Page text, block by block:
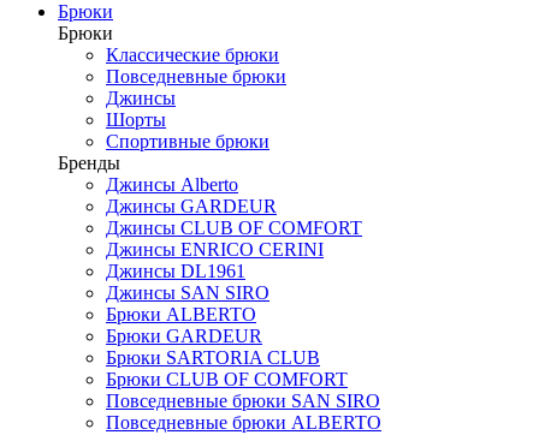
Брюки
Брюки
Классические брюки
Повседневные брюки
Джинсы
Шорты
Спортивные брюки
Бренды
Джинсы Alberto
Джинсы GARDEUR
Джинсы CLUB OF COMFORT
Джинсы ENRICO CERINI
Джинсы DL1961
Джинсы SAN SIRO
Брюки ALBERTO
Брюки GARDEUR
Брюки SARTORIA CLUB
Брюки CLUB OF COMFORT
Повседневные брюки SAN SIRO
Повседневные брюки ALBERTO